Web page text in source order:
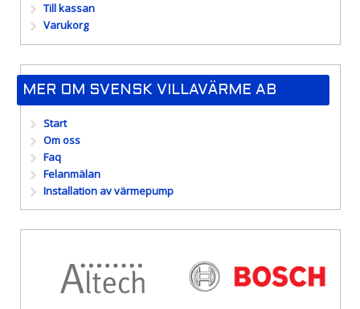
Till kassan
Varukorg
MER OM SVENSK VILLAVÄRME AB
Start
Om oss
Faq
Felanmälan
Installation av värmepump